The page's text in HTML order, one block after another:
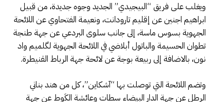
ويغلب على فريق “البيجيدي” الجديد وجوه جديدة، من قبيل
ابراهيم اجنين عن إقليم تارودانت، ونعيمة الفتحاوي عن اللائحة
الجهوية بسوس ماسة، إلى جانب سلوى البردعي عن جهة طنجة
تطوان الحسيمة والباتول أبلاضي في اللائحة الجهوية لگلميم واد
نون، بالاضافة إلى ربيعة بوجة عن لائحة جهة الرباط القنيطرة.
وتضم اللائحة التي توصلت بها “آشكاين”، كل من هند بناني
الرطل عن جهة الدار البيضاء سطات وعائشة الكَوط عن جهة